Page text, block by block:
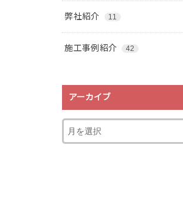
弊社紹介 11
施工事例紹介 42
アーカイブ